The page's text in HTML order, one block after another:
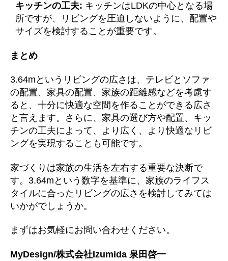
キッチンの工夫: キッチンはLDKの中心となる場
所ですが、リビングを圧迫しないように、配置や
サイズを検討することが重要です。
まとめ
3.64mというリビングの広さは、テレビとソファ
の配置、家具の配置、家族の距離感などを考慮す
ると、十分に快適な空間を作ることができる広さ
と言えます。さらに、家具の選び方や配置、キッ
チンの工夫によって、より広く、より快適なリビ
ングを実現することも可能です。
家づくりは家族の生活を左右する重要な決断で
す。3.64mという数字を基準に、家族のライフス
タイルに合ったリビングの広さを検討してみては
いかがでしょうか。
まずはお気軽にお問い合わせください。
MyDesign/株式会社Izumida 泉田啓一